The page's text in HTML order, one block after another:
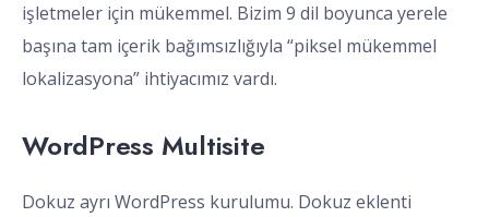
işletmeler için mükemmel. Bizim 9 dil boyunca yerele
başına tam içerik bağımsızlığıyla “piksel mükemmel
lokalizasyona” ihtiyacımız vardı.
WordPress Multisite
Dokuz ayrı WordPress kurulumu. Dokuz eklenti